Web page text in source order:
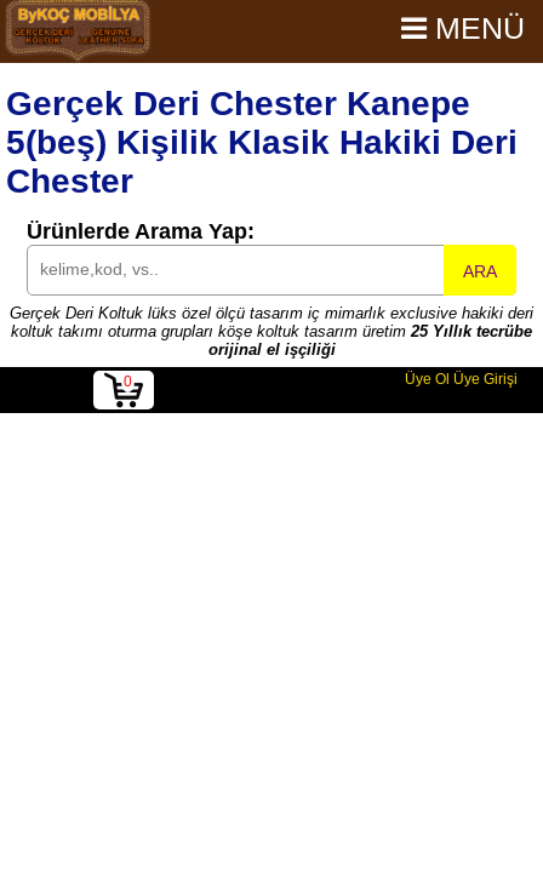
Gerçek Deri Chester Kanepe
5(beş) Kişilik Klasik Hakiki Deri
Chester
MENÜ
Ürünlerde Arama Yap:
ARA
Gerçek Deri Koltuk lüks özel ölçü tasarım iç mimarlık exclusive hakiki deri
koltuk takımı oturma grupları köşe koltuk tasarım üretim25 Yıllık tecrübe
orijinal el işçiliği
0 Üye Ol Üye Girişi